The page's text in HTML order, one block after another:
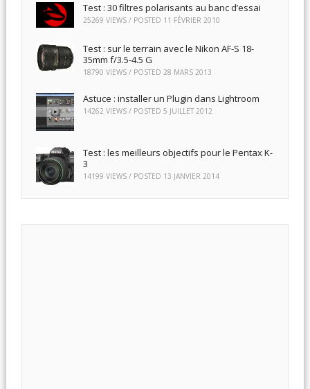
Test : 30 filtres polarisants au banc d’essai
25269 VIEWS / POSTED 11 FÉVRIER 2010
Test : sur le terrain avec le Nikon AF-S 18-
35mm f/3.5-4.5 G
18790 VIEWS / POSTED 28 MARS 2013
Astuce : installer un Plugin dans Lightroom
14262 VIEWS / POSTED 5 JUILLET 2012
Test : les meilleurs objectifs pour le Pentax K-
3
14199 VIEWS / POSTED 13 JANVIER 2014